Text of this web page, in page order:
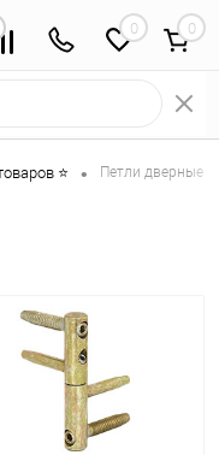
0
⭐ • Петли дверные